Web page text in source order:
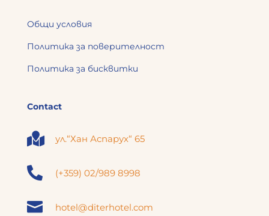
Общи условия
Политика за поверителност
Политика за бисквитки
Contact
 ул.“Хан Аспарух“ 65
 (+359) 02/989 8998
 hotel@diterhotel.com